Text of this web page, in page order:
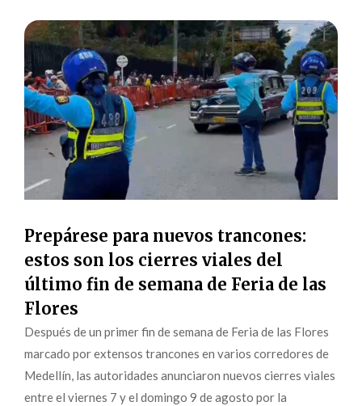
Prepárese para nuevos trancones:
estos son los cierres viales del
último fin de semana de Feria de las
Flores
Después de un primer fin de semana de Feria de las Flores
marcado por extensos trancones en varios corredores de
Medellín, las autoridades anunciaron nuevos cierres viales
entre el viernes 7 y el domingo 9 de agosto por la